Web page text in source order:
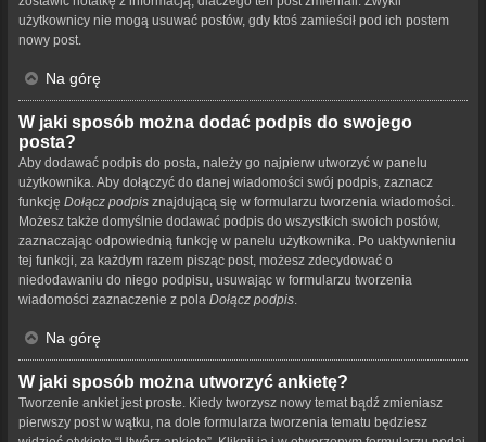
użytkownicy nie mogą usuwać postów, gdy ktoś zamieścił pod ich postem
nowy post.
Na górę
W jaki sposób można dodać podpis do swojego
posta?
Aby dodawać podpis do posta, należy go najpierw utworzyć w panelu
użytkownika. Aby dołączyć do danej wiadomości swój podpis, zaznacz
funkcję Dołącz podpis znajdującą się w formularzu tworzenia wiadomości.
Możesz także domyślnie dodawać podpis do wszystkich swoich postów,
zaznaczając odpowiednią funkcję w panelu użytkownika. Po uaktywnieniu
tej funkcji, za każdym razem pisząc post, możesz zdecydować o
niedodawaniu do niego podpisu, usuwając w formularzu tworzenia
wiadomości zaznaczenie z pola Dołącz podpis
Na górę
W jaki sposób można utworzyć ankietę?
Tworzenie ankiet jest proste. Kiedy tworzysz nowy temat bądź zmieniasz
pierwszy post w wątku, na dole formularza tworzenia tematu będziesz